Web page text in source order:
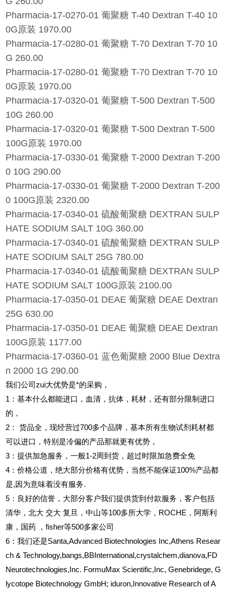
Pharmacia-17-0270-01 葡聚糖 T-40 Dextran T-40 10
0G原装 1970.00
Pharmacia-17-0280-01 葡聚糖 T-70 Dextran T-70 10
G 260.00
Pharmacia-17-0280-01 葡聚糖 T-70 Dextran T-70 10
0G原装 1970.00
Pharmacia-17-0320-01 葡聚糖 T-500 Dextran T-500
10G 260.00
Pharmacia-17-0320-01 葡聚糖 T-500 Dextran T-500
100G原装 1970.00
Pharmacia-17-0330-01 葡聚糖 T-2000 Dextran T-200
0 10G 290.00
Pharmacia-17-0330-01 葡聚糖 T-2000 Dextran T-200
0 100G原装 2320.00
Pharmacia-17-0340-01 硫酸葡聚糖 DEXTRAN SULP
HATE SODIUM SALT 10G 360.00
Pharmacia-17-0340-01 硫酸葡聚糖 DEXTRAN SULP
HATE SODIUM SALT 25G 780.00
Pharmacia-17-0340-01 硫酸葡聚糖 DEXTRAN SULP
HATE SODIUM SALT 100G原装 2100.00
Pharmacia-17-0350-01 DEAE 葡聚糖 DEAE Dextran
25G 630.00
Pharmacia-17-0350-01 DEAE 葡聚糖 DEAE Dextran
100G原装 1177.00
Pharmacia-17-0360-01 蓝色葡聚糖 2000 Blue Dextra
n 2000 1G 290.00
我们公司zui大优势是*的采购，
1 ：基本什么都能进口，血清，抗体，耗材，还有部分限制进口
的，
2 ：
货品全，现经营过700多个品牌，基本所有生物试剂耗材都
可以进口，特别是冷偏的产品那就更有优势，
3 ：提供加急服务，一般1-2周到货，超过时限加急费全免
4 ：价格公道，绝大部分价格有优势，当然不能保证100%产品都
是,因为意味着没有服务.
5 ：良好的信誉，大部分客户我们提供货到付款服务，客户包括
清华，北大 交大 复旦，中山等100多所大学，ROCHE，阿斯利
康，国药
，fisher等500多家公司
6 ：我们还是Santa,Advanced Biotechnologies Inc,Athens Resear
ch & Technology,bangs,BBInternational,crystalchem,dianova,FD
Neurotechnologies,Inc. FormuMax Scientific,Inc, Genebridege, G
lycotope Biotechnology GmbH; iduron,Innovative Research of A